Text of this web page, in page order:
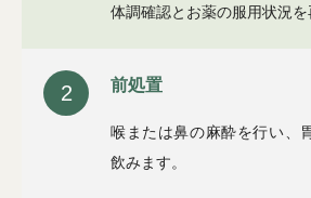
体調確認とお薬の服用状況を
2 前処置
喉または鼻の麻酔を行い、
飲みます。